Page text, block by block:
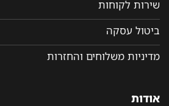
שירות לקוחות
ביטול עסקה
מדיניות משלוחים והחזרות
אודות